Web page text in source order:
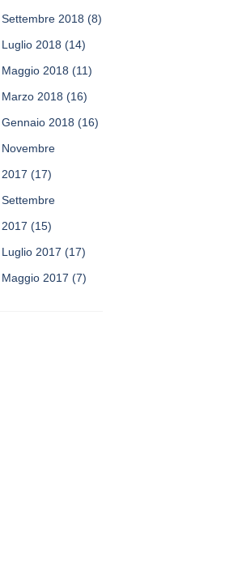
Settembre 2018 (8)
Luglio 2018 (14)
Maggio 2018 (11)
Marzo 2018 (16)
Gennaio 2018 (16)
Novembre
2017 (17)
Settembre
2017 (15)
Luglio 2017 (17)
Maggio 2017 (7)